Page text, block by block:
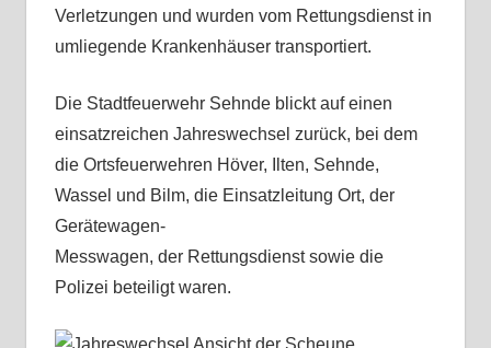
Verletzungen und wurden vom Rettungsdienst in
umliegende Krankenhäuser transportiert.
Die Stadtfeuerwehr Sehnde blickt auf einen
einsatzreichen Jahreswechsel zurück, bei dem
die Ortsfeuerwehren Höver, Ilten, Sehnde,
Wassel und Bilm, die Einsatzleitung Ort, der
Gerätewagen-
Messwagen, der Rettungsdienst sowie die
Polizei beteiligt waren.